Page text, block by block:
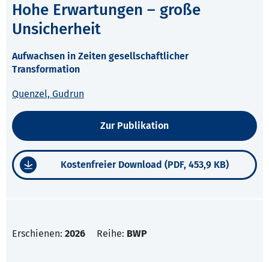
Hohe Erwartungen – große
Unsicherheit
Aufwachsen in Zeiten gesellschaftlicher
Transformation
Quenzel, Gudrun
Zur Publikation
Kostenfreier Download (PDF, 453,9 KB)
Erschienen: 2026 Reihe: BWP